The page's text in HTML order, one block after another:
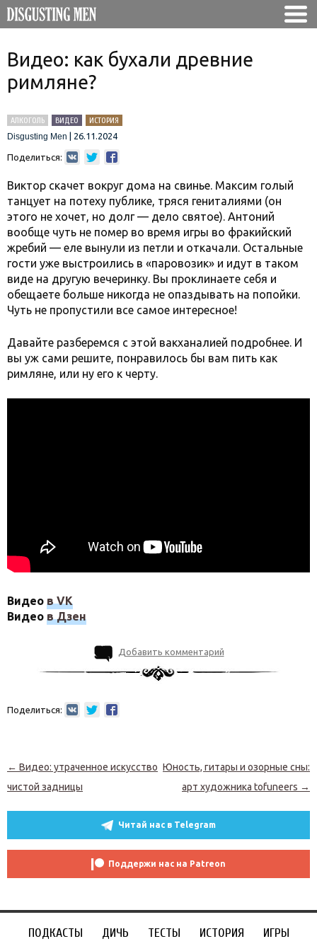
Видео: как бухали древние
римляне?
АЛКОГОЛЬ ВИДЕО
ИСТОРИЯ
Disgusting Men
26.11.2024
Поделиться:
Виктор скачет вокруг дома на свинье. Максим голый
танцует на потеху публике, тряся гениталиями (он
этого не хочет, но долг — дело святое). Антоний
вообще чуть не помер во время игры во фракийский
жребий — еле вынули из петли и откачали. Остальные
гости уже выстроились в «паровозик» и идут в таком
виде на другую вечеринку. Вы проклинаете себя и
обещаете больше никогда не опаздывать на попойки.
Чуть не пропустили все самое интересное!
Давайте разберемся с этой вакханалией подробнее. И
вы уж сами решите, понравилось бы вам пить как
римляне, или ну его к черту.
Видео в VK
Видео в Дзен
Добавить комментарий
Поделиться:
Навигация по записям
← Видео: утраченное искусство
чистой задницы
Юность, гитары и озорные сны:
арт художника tofuneers →
Читай нас в Telegram
Поддержи нас на Patreon
ПОДКАСТЫ ДИЧЬ ТЕСТЫ ИСТОРИЯ ИГРЫ